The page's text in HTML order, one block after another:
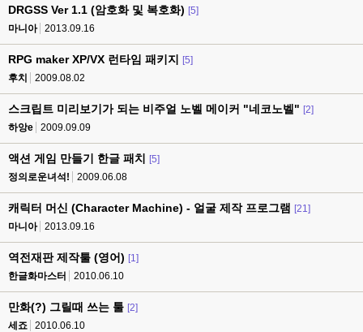
DRGSS Ver 1.1 (암호화 및 복호화) [5]
마니아
2013.09.16
RPG maker XP/VX 런타임 패키지
[5]
후치
2009.08.02
스크립트 미리보기가 되는 비주얼 노벨 메이커 "네코노벨" [2]
하앙e
2009.09.09
액션 게임 만들기 한글 패치
[5]
정의로운녀석!
2009.06.08
캐릭터 머신 (Character Machine) - 얼굴 제작 프로그램 [21]
마니아
2013.09.16
역전재판 제작툴 (영어) [1]
한글화마스터
2010.06.10
만화(?) 그릴때 쓰는 툴 [2]
세죠
2010.06.10